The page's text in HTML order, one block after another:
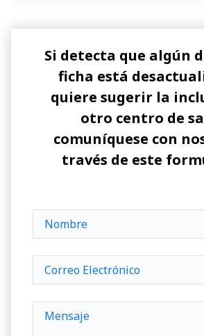
Si detecta que algún
ficha está
quiere sugerir la
otro centro de
comuníquese con
través de este